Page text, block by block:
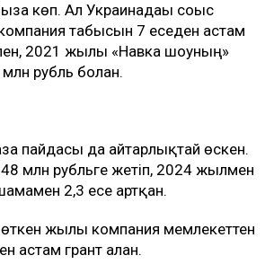
көп. Ал Украинадағы соғыс
компания табысын 7 еседен астам
2021 жылы «Навка шоуның»
млн рубль болған.
пайдасы да айтарлықтай өскен.
млн рубльге жетіп, 2024 жылмен
2,3 есе артқан.
жылы компания мемлекеттен
астам грант алған.